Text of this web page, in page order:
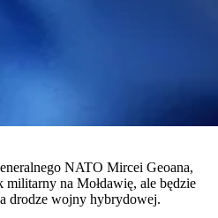
NATO Mircei Geoana,
militarny na Mołdawię, ale będzie
drodze wojny hybrydowej.